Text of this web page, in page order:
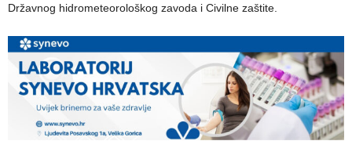
Državnog hidrometeorološkog zavoda i Civilne zaštite.